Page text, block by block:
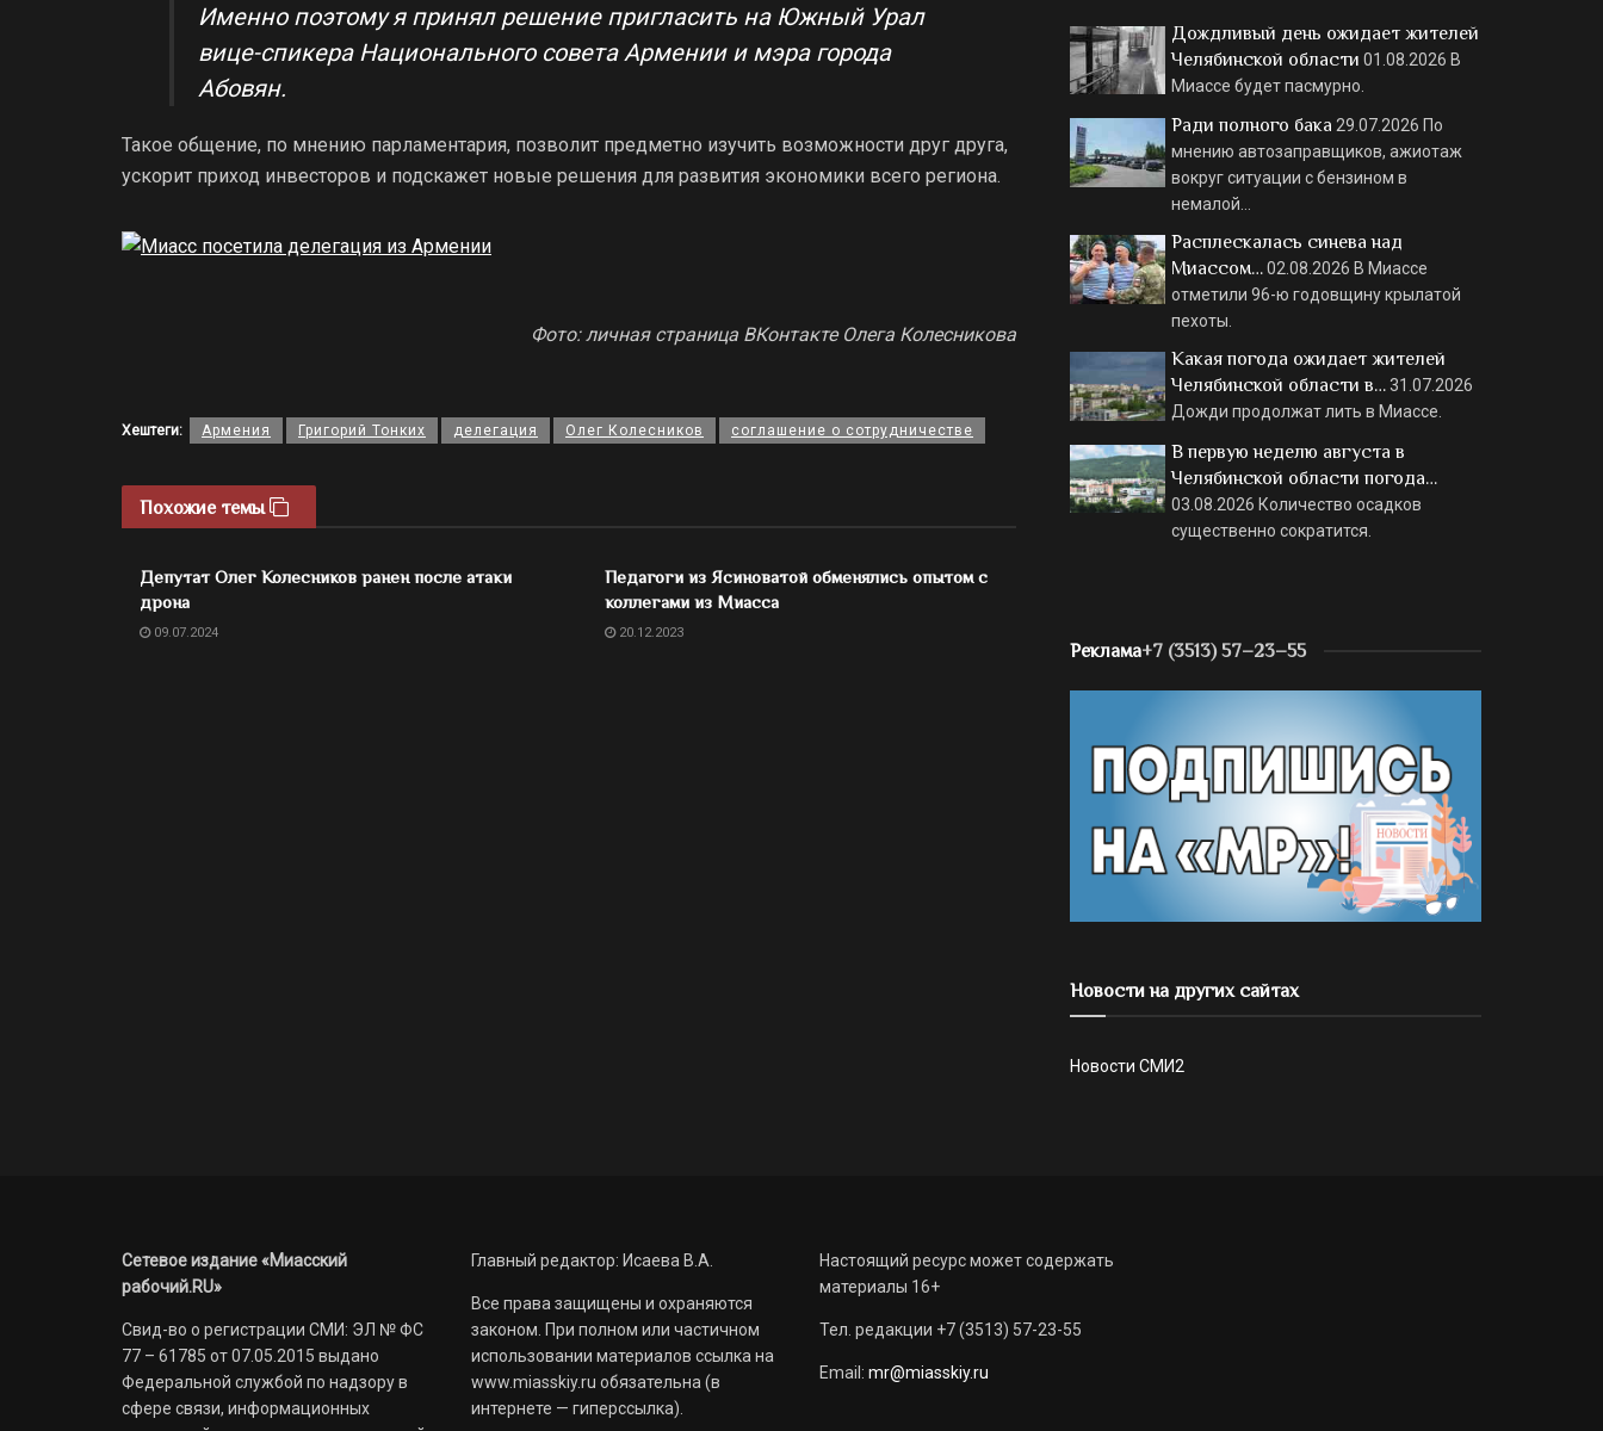
Именно поэтому я принял решение пригласить на Южный Урал
вице-спикера Национального совета Армении и мэра города
Абовян.
Такое общение, по мнению парламентария, позволит предметно изучить возможности друг друга,
ускорит приход инвесторов и подскажет новые решения для развития экономики всего региона.
Фото: личная страница ВКонтакте Олега Колесникова
Хештеги: Армения Григорий Тонких делегация Олег Колесников соглашение о сотрудничестве
Похожие темы
Депутат Олег Колесников ранен после атаки
дрона
09.07.2024
Педагоги из Ясиноватой обменялись опытом с
коллегами из Миасса
20.12.2023
Дождливый день ожидает жителей
Челябинской области 01.08.2026 В
Миассе будет пасмурно.
Ради полного бака 29.07.2026 По
мнению автозаправщиков, ажиотаж
вокруг ситуации с бензином в
немалой…
Расплескалась синева над
Миассом…02.08.2026 В Миассе
отметили 96-ю годовщину крылатой
пехоты.
Какая погода ожидает жителей
Челябинской области в…31.07.2026
Дожди продолжат лить в Миассе.
В первую неделю августа в
Челябинской области погода…
03.08.2026 Количество осадков
существенно сократится.
Реклама+7 (3513) 57–23–55
Новости на других сайтах
Новости СМИ2
Сетевое издание «Миасский
рабочий.RU»
Свид-во о регистрации СМИ: ЭЛ № ФС
77 – 61785 от 07.05.2015 выдано
Федеральной службой по надзору в
сфере связи, информационных
Главный редактор: Исаева В.А.
Все права защищены и охраняются
законом. При полном или частичном
использовании материалов ссылка на
www.miasskiy.ru обязательна (в
интернете — гиперссылка).
Настоящий ресурс может содержать
материалы 16+
Тел. редакции +7 (3513) 57-23-55
Email: mr@miasskiy.ru